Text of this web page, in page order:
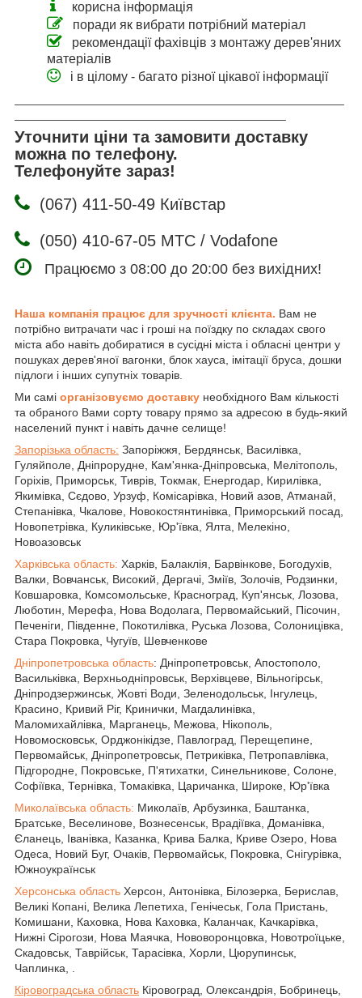
корисна інформація
поради як вибрати потрібний матеріал
рекомендації фахівців з монтажу дерев'яних
матеріалів
і в цілому - багато різної цікавої інформації
Уточнити ціни та замовити доставку
можна по телефону.
Телефонуйте зараз!
(067) 411-50-49 Київстар
(050) 410-67-05 МТС / Vodafone
Працюємо з 08:00 до 20:00 без вихідних!
Наша компанія працює для зручності клієнта. Вам не
потрібно витрачати час і гроші на поїздку по складах свого
міста або навіть добиратися в сусідні міста і обласні центри у
пошуках дерев'яної вагонки, блок хауса, імітації бруса, дошки
підлоги і інших супутніх товарів.
Ми самі організовуємо доставку необхідного Вам кількості
та обраного Вами сорту товару прямо за адресою в будь-який
населений пункт і навіть дачне селище!
Запорізька область: Запоріжжя, Бердянськ, Василівка,
Гуляйполе, Дніпрорудне, Кам'янка-Дніпровська, Мелітополь,
Горіхів, Приморськ, Тиврів, Токмак, Енергодар, Кирилівка,
Якимівка, Сєдово, Урзуф, Комісарівка, Новий азов, Атманай,
Степанівка, Чкалове, Новокостянтинівка, Приморський посад,
Новопетрівка, Куликівське, Юр'ївка, Ялта, Мелекіно,
Новоазовськ
Харківська область: Харків, Балаклія, Барвінкове, Богодухів,
Валки, Вовчанськ, Високий, Дергачі, Зміїв, Золочів, Родзинки,
Ковшаровка, Комсомольське, Красноград, Куп'янськ, Лозова,
Люботин, Мерефа, Нова Водолага, Первомайський, Пісочин,
Печеніги, Південне, Покотилівка, Руська Лозова, Солоницівка,
Стара Покровка, Чугуїв, Шевченкове
Дніпропетровська область: Дніпропетровськ, Апостополо,
Васильківка, Верхньодніпровськ, Верхівцеве, Вільногірськ,
Дніпродзержинськ, Жовті Води, Зеленодольськ, Інгулець,
Красино, Кривий Ріг, Кринички, Магдалинівка,
Маломихайлівка, Марганець, Межова, Нікополь,
Новомосковськ, Орджонікідзе, Павлоград, Перещепине,
Первомайськ, Дніпропетровськ, Петриківка, Петропавлівка,
Підгородне, Покровське, П'ятихатки, Синельникове, Солоне,
Софіївка, Тернівка, Томаківка, Царичанка, Широке, Юр'ївка
Миколаївська область: Миколаїв, Арбузинка, Баштанка,
Братське, Веселинове, Вознесенськ, Врадіївка, Доманівка,
Єланець, Іванівка, Казанка, Крива Балка, Криве Озеро, Нова
Одеса, Новий Буг, Очаків, Первомайськ, Покровка, Снігурівка,
Южноукраїнськ
Херсонська область Херсон, Антонівка, Білозерка, Берислав,
Великі Копані, Велика Лепетиха, Генічеськ, Гола Пристань,
Комишани, Каховка, Нова Каховка, Каланчак, Качкарівка,
Нижні Сірогози, Нова Маячка, Нововоронцовка, Новотроїцьке,
Скадовськ, Таврійськ, Тарасівка, Хорли, Цюрупинськ,
Чаплинка, .
Кіровоградська область Кіровоград, Олександрія, Бобринець,